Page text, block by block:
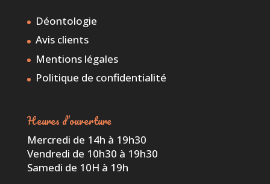
Déontologie
Avis clients
Mentions légales
Politique de confidentialité
Heures d’ouverture
Mercredi de 14h à 19h30
Vendredi de 10h30 à 19h30
Samedi de 10H à 19h